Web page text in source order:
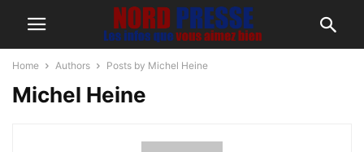
Home Authors Posts by Michel Heine
Michel Heine